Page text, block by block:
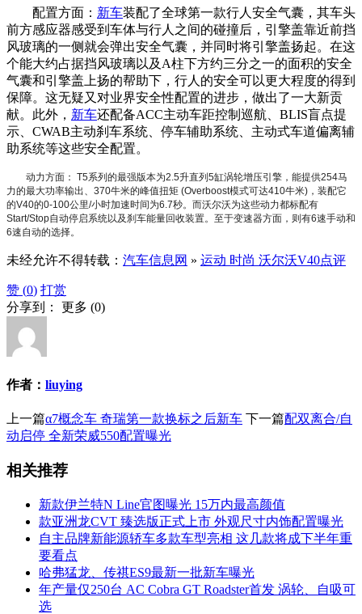
配置方面： 新车装配了全球第一款行人安全气囊，其车头
前方感应器感受到车体与行人之间的碰撞后，引擎盖靠近前挡
风玻璃的一侧就会弹出安全气囊，并同时将引擎盖扬起。在这
个能大约占据挡风玻璃以及A柱下方约三分之一的面积的安全
气囊和引擎盖上扬的帮助下，行人的安全可以更大程度的得到
保障。这无疑又对业界安全性配置的进步，做出了一大新贡
献。此外， 新车还配备ACC主动车距控制巡航、BLIS盲点提
示、CWAB主动刹车系统、停车辅助系统、主动式车道偏离辅
助系统等这些安全配置。
动力方面： T5系列的最强版本为2.5升直列5缸涡轮增压引擎，能提供254马
力的最大功率输出、370牛米的峰值扭矩 (Overboost模式可达410牛米)，装配它
的V40的0-100公里/小时加速时间为6.7秒。而沃尔沃为这些动力都标配有
Start/Stop自动停启系统以及刹车能量回收装置。至于变速器方面，则有6速手动和
6速自动的选择。
未经允许不得转载： 汽车信息网 » 运动 时尚 沃尔沃V40点评
赞 (0) 打赏
分享到： 更多 (0)
作者： liuying
上一篇α7概念车 奇瑞第一款换标之后新车 下一篇配双离合/自
动启停 全新荣威550配置曝光
相关推荐
新款伊兰特N Line官图曝光 15万内最高颜值
款亚洲龙CVT 臻选版正式上市 外观尺寸内饰配置曝光
自主品牌新能源轿车多款车型亮相 这几款将成下半年重
要看点
哈弗猛龙、传祺ES9最新一批新车曝光
年产量仅250台 AC Cobra GT Roadster首发 涡轮、自吸可
选